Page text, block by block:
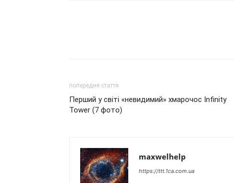
попередня стаття
Перший у світі «невидимий» хмарочос Infinity
Tower (7 фото)
maxwelhelp
https://ttt.1ca.com.ua